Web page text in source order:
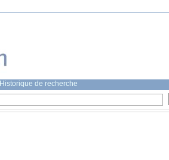
Historique de recherche